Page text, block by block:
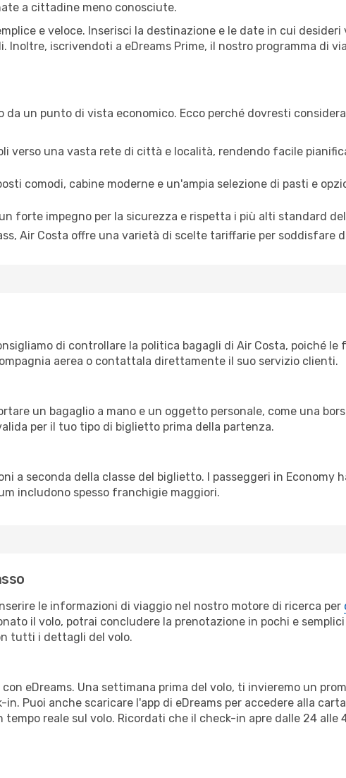
a cittadine meno conosciute.
e veloce. Inserisci la destinazione e le date in cui
Inoltre, iscrivendoti a eDreams Prime, il nostro programma di
un punto di vista economico. Ecco perché dovresti
verso una vasta rete di città e località, rendendo facile
comodi, cabine moderne e un'ampia selezione di pasti e
forte impegno per la sicurezza e rispetta i più alti standard
Air Costa offre una varietà di scelte tariffarie per soddisfare
di controllare la politica bagagli di Air Costa, poiché
aerea o contattala direttamente il suo servizio clienti.
un bagaglio a mano e un oggetto personale, come una
per il tuo tipo di biglietto prima della partenza.
a seconda della classe del biglietto. I passeggeri in Economy
includono spesso franchigie maggiori.
le informazioni di viaggio nel nostro motore di ricerca per
il volo, potrai concludere la prenotazione in pochi e
tutti i dettagli del volo.
eDreams. Una settimana prima del volo, ti invieremo un
Puoi anche scaricare l'app di eDreams per accedere alla
reale sul volo. Ricordati che il check-in apre dalle 24 alle